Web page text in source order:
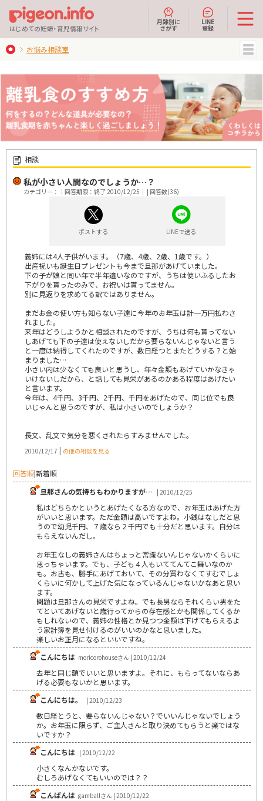
はじめての妊娠・育児情報サイト
月齢別に
さがす
LINE
登録
お悩み相談室
相談
私が小さい人間なのでしょうか…？
カテゴリー：｜回答期限：終了 2010/12/25｜ | 回答数(36)
ポストする LINEで送る
義姉には4人子供がいます。（7歳、4歳、2歳、1歳です。）
出産祝いも誕生日プレゼントも今まで旦那があげていました。
下の子が娘と同い年で半年違いなのですが、うちは使いふるしたお
下がりを貰ったのみで、お祝いは貰ってません。
別に見返りを求めてる訳ではありません。
まだお金の使い方も知らない子達に今年のお年玉は計一万円払わさ
れました。
来年はどうしようかと相談されたのですが、うちは何も貰ってない
しあげても下の子達は使えないしだから要らないんじゃないと言う
と一度は納得してくれたのですが、数日経つとまたどうする？と始
まりました…
小さい内は少なくても良いと思うし、年々金額もあげていかなきゃ
いけないしだから、と話しても見栄があるのかある程度はあげたい
と言います。
今年は、4千円、3千円、2千円、千円をあげたので、同じ位でも良
いじゃんと思うのですが、私は小さいのでしょうか？
長文、乱文で気分を悪くされたらすみませんでした。
2010/12/17 | の他の相談を見る
回答順|新着順
旦那さんの気持ちもわかりますが… | 2010/12/25
私はどちらかというとあげたくなる方なので、お年玉はあげた方
がいいと思います。ただ金額は高いですよね。小銭はなしだと思
うので幼児千円、７歳なら２千円でも十分だと思います。自分は
もらえないんだし。
お年玉なしの義姉さんはちょっと常識ないんじゃないかくらいに
思っちゃいます。でも、子ども４人もいててんてこ舞いなのか
も。お古も、勝手にあげておいて、その分買わなくてすむでしょ
くらいに何かして上げた気になっているんじゃないかなあと思い
ます。
問題は旦那さんの見栄ですよね。でも長男ならそれくらい男をた
てといてあげないと歳行ってからの存在感とかも関係してくるか
もしれないので、義姉の性格とか見つつ金額は下げてもらえるよ
う家計簿を見せ付けるのがいいのかなと思いました。
楽しいお正月になるといいですね。
こんにちは moricorohouseさん | 2010/12/24
去年と同じ額でいいと思いますよ。それに、もらってないならあ
げる必要もないかと思います。
こんにちは。
| 2010/12/23
数日経とうと、要らないんじゃない？でいいんじゃないでしょう
か。お年玉に限らず、ご主人さんと取り決めてもらうと楽ではな
いですか？
こんにちは | 2010/12/22
小さくなんかないです。
むしろあげなくてもいいのでは？？
こんばんは gamballさん | 2010/12/22